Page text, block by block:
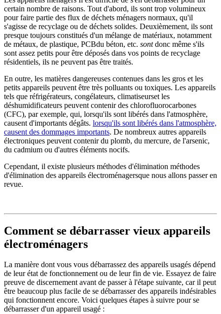
certain nombre de raisons. Tout d'abord, ils sont trop volumineux
pour faire partie des flux de déchets ménagers normaux, qu'il
s'agisse de recyclage ou de déchets solides. Deuxièmement, ils sont
presque toujours constitués d'un mélange de matériaux, notamment
de métaux, de plastique, PCBdu béton, etc. sontdonc même s'ils
sont assez petits pour être déposés dans vos points de recyclage
résidentiels, ils ne peuvent pas être traités.
En outre, les matières dangereuses contenues dans les gros et les
petits appareils peuvent être très polluants ou toxiques. Les appareils
tels que réfrigérateurs, congélateurs, climatiseurset les
déshumidificateurs peuvent contenir des chlorofluorocarbones
(CFC), par exemple, qui, lorsqu'ils sont libérés dans l'atmosphère,
causent d'importants dégâts. lorsqu'ils sont libérés dans l'atmosphère,
causent des dommages importants. De nombreux autres appareils
électroniques peuvent contenir du plomb, du mercure, de l'arsenic,
du cadmium ou d'autres éléments nocifs.
Cependant, il existe plusieurs méthodes d'élimination méthodes
d'élimination des appareils électroménagersque nous allons passer en
revue.
Comment se débarrasser vieux appareils
électroménagers
La manière dont vous vous débarrassez des appareils usagés dépend
de leur état de fonctionnement ou de leur fin de vie. Essayez de faire
preuve de discernement avant de passer à l'étape suivante, car il peut
être beaucoup plus facile de se débarrasser des appareils indésirables
qui fonctionnent encore. Voici quelques étapes à suivre pour se
débarrasser d'un appareil usagé :